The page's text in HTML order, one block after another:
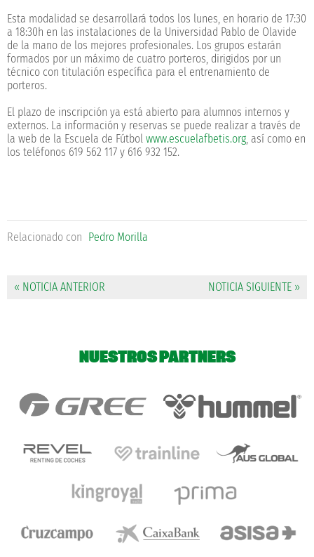
Esta modalidad se desarrollará todos los lunes, en horario de 17:30
a 18:30h en las instalaciones de la Universidad Pablo de Olavide
de la mano de los mejores profesionales. Los grupos estarán
formados por un máximo de cuatro porteros, dirigidos por un
técnico con titulación específica para el entrenamiento de
porteros.
El plazo de inscripción ya está abierto para alumnos internos y
externos. La información y reservas se puede realizar a través de
la web de la Escuela de Fútbol www.escuelafbetis.org, así como en
los teléfonos 619 562 117 y 616 932 152.
Relacionado con Pedro Morilla
« NOTICIA ANTERIOR NOTICIA SIGUIENTE »
NUESTROS PARTNERS